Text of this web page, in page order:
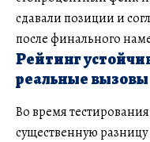
сдавали позиции и
после финального
Рейтинг
реальные вызовы
Во время
существенную